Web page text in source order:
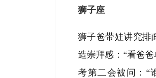
狮子座
狮子爸带娃讲究排
造崇拜感：“看爸
考第二会被问：“